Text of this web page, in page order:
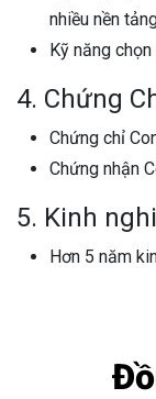
nhiều nền
Kỹ năng
4. Chứng
Chứng chỉ
Chứng nhận
5. Kinh
Hơn 5 năm